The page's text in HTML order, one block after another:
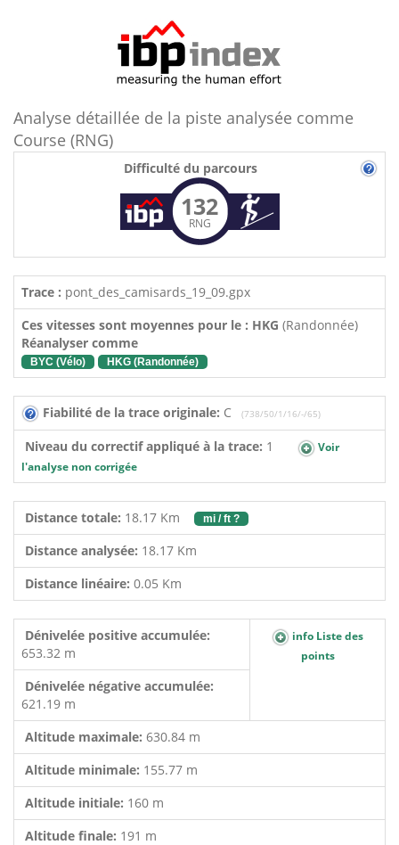
Analyse détaillée de la piste analysée comme
Course (RNG)
Difficulté du parcours
132
RNG
Trace : pont_des_camisards_19_09.gpx
Ces vitesses sont moyennes pour le : HKG (Randonnée)
Réanalyser comme
BYC (Vélo) HKG (Randonnée)
Fiabilité de la trace originale: C (738/50/1/16/-/65)
Niveau du correctif appliqué à la trace: 1
Voir
l'analyse non corrigée
Distance totale: 18.17 Km mi / ft ?
Distance analysée: 18.17 Km
Distance linéaire: 0.05 Km
Dénivelée positive accumulée:
653.32 m
info Liste des
points
Dénivelée négative accumulée:
621.19 m
Altitude maximale: 630.84 m
Altitude minimale: 155.77 m
Altitude initiale: 160 m
Altitude finale: 191 m